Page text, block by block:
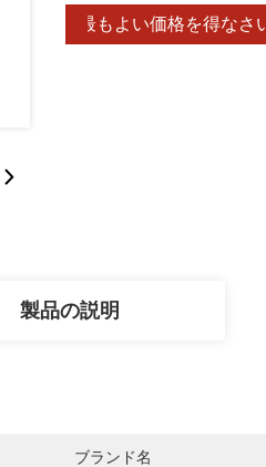
最もよい価格を得なさい
製品の説明
ブランド名